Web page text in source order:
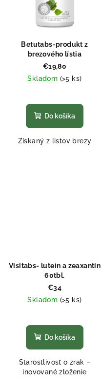
Betutabs-produkt z
brezového lístia
€19,80
Skladom (>5 ks)
hodnotenie
produktu
z
Do košíka
Získaný z listov brezy
Visitabs- luteín a zeaxantín
60tbl.
€34
Skladom (>5 ks)
hodnotenie
produktu
z
5
Do košíka
Starostlivosť o zrak –
inovované zloženie